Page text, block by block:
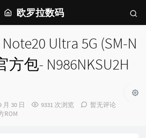
欧罗拉数码
Ultra 5G (SM-N
方包- N986NKSU2H
月 30 日 9331 次浏览
暂无评论
ROM